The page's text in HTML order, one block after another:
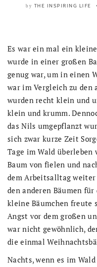
by THE INSPIRING LIFE
Es war ein mal ein
wurde in einer großen
genug war, um in einen
war im Vergleich zu den
wurden recht klein und
klein und krumm.
das Nils umgepflanzt
sich zwar kurze Zeit
Tage im Wald
Baum von fielen und
dem Arbeitsalltag
den anderen Bäumen
kleine Bäumchen freute
Angst vor dem großen
war nicht gewöhnlich,
die einmal
Nachts, wenn es im